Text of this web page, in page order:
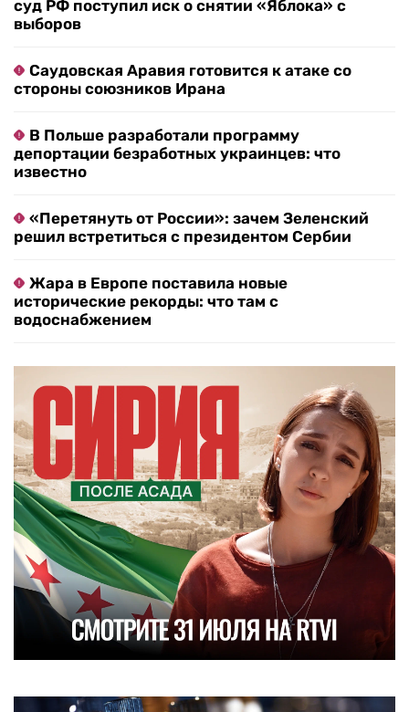
суд РФ поступил иск о снятии «Яблока» с
выборов
Саудовская Аравия готовится к атаке со
стороны союзников Ирана
В Польше разработали программу
депортации безработных украинцев: что
известно
«Перетянуть от России»: зачем Зеленский
решил встретиться с президентом Сербии
Жара в Европе поставила новые
исторические рекорды: что там с
водоснабжением